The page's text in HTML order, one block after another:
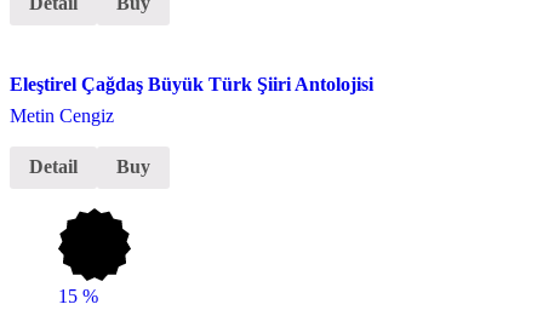
Eleştirel Çağdaş Büyük Türk Şiiri Antolojisi
Metin Cengiz
Detail Buy
15 %